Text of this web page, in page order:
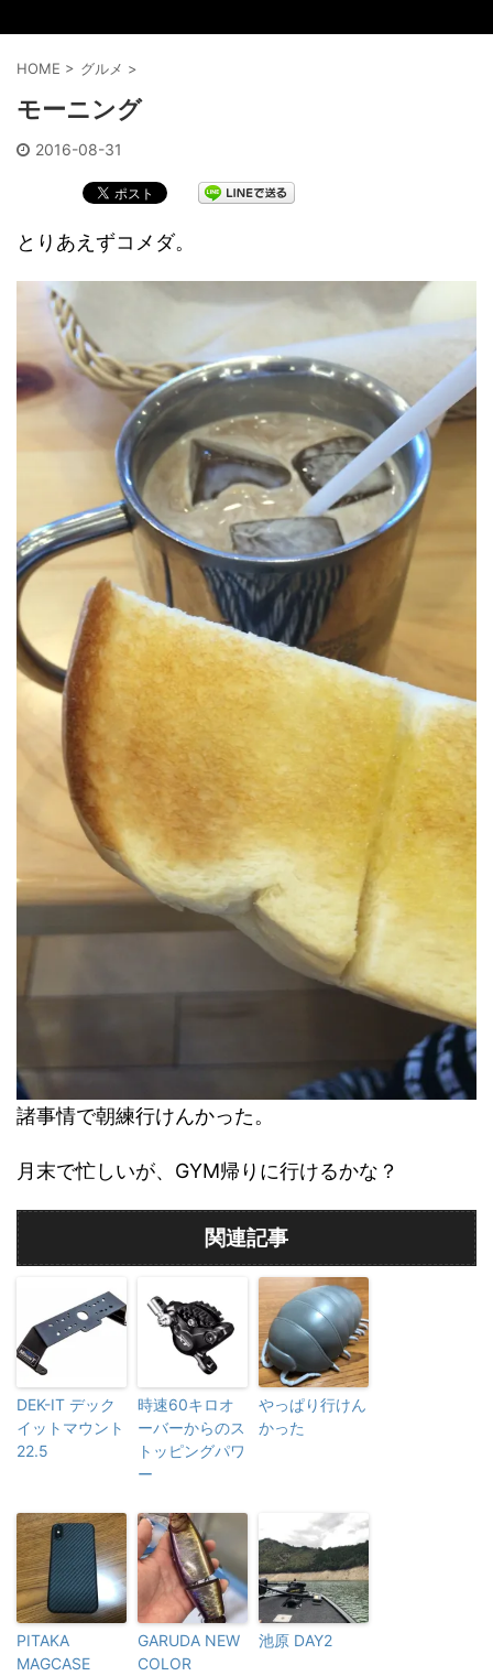
HOME > グルメ >
モーニング
2016-08-31
とりあえずコメダ。
諸事情で朝練行けんかった。
月末で忙しいが、GYM帰りに行けるかな？
関連記事
DEK-IT デック
イットマウント
22.5
時速60キロオ
ーバーからのス
トッピングパワ
ー
やっぱり行けん
かった
PITAKA
MAGCASE
GARUDA NEW
COLOR
池原 DAY2